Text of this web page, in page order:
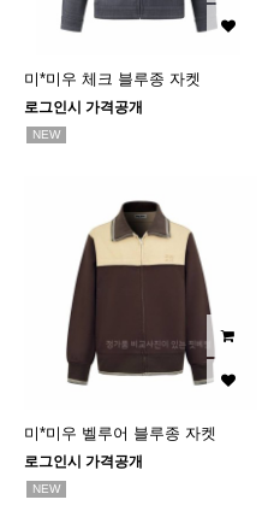
미*미우 체크 블루종 자켓
로그인시 가격공개
NEW
미*미우 벨루어 블루종 자켓
로그인시 가격공개
NEW